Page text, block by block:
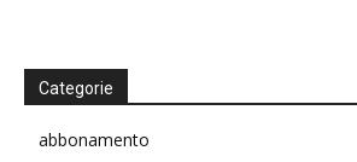
Categorie
abbonamento